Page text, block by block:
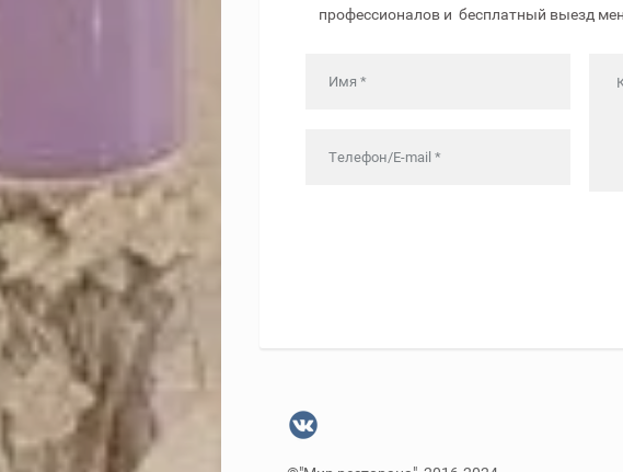
профессионалов и бесплатный выезд